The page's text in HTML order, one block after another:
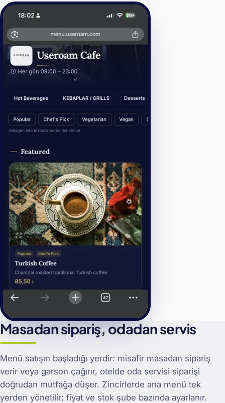
Masadan sipariş, odadan servis
Menü satışın başladığı yerdir: misafir masadan sipariş
verir veya garson çağırır, otelde oda servisi siparişi
doğrudan mutfağa düşer. Zincirlerde ana menü tek
yerden yönetilir; fiyat ve stok şube bazında ayarlanır.